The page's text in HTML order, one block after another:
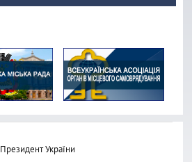
Президент України